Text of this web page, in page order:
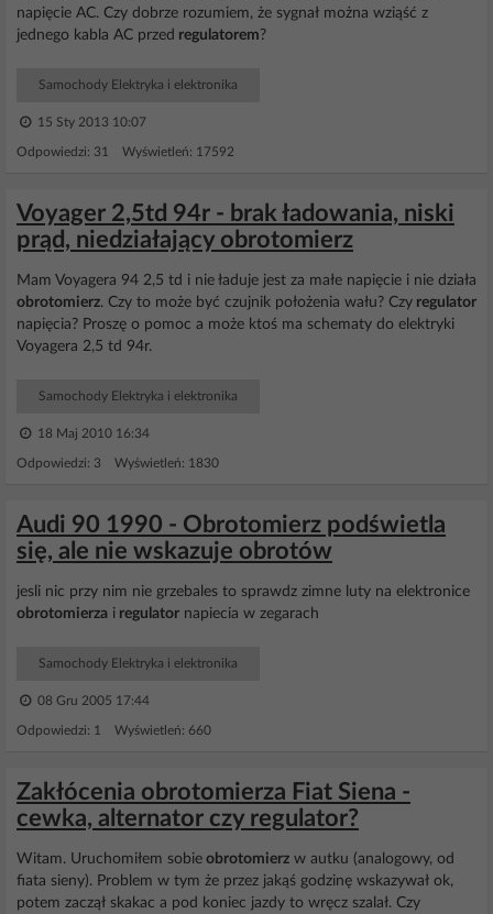
napięcie AC. Czy dobrze rozumiem, że sygnał można wziąść z
jednego kabla AC przed regulatorem?
Samochody Elektryka i elektronika
15 Sty 2013 10:07
Odpowiedzi: 31 Wyświetleń: 17592
Voyager 2,5td 94r - brak ładowania, niski
prąd, niedziałający obrotomierz
Mam Voyagera 94 2,5 td i nie ładuje jest za małe napięcie i nie działa
obrotomierz. Czy to może być czujnik położenia wału? Czy regulator
napięcia? Proszę o pomoc a może ktoś ma schematy do elektryki
Voyagera 2,5 td 94r.
Samochody Elektryka i elektronika
18 Maj 2010 16:34
Odpowiedzi: 3 Wyświetleń: 1830
Audi 90 1990 - Obrotomierz podświetla
się, ale nie wskazuje obrotów
jesli nic przy nim nie grzebales to sprawdz zimne luty na elektronice
obrotomierza i regulator napiecia w zegarach
Samochody Elektryka i elektronika
08 Gru 2005 17:44
Odpowiedzi: 1 Wyświetleń: 660
Zakłócenia obrotomierza Fiat Siena -
cewka, alternator czy regulator?
Witam. Uruchomiłem sobie obrotomierz w autku (analogowy, od
fiata sieny). Problem w tym że przez jakąś godzinę wskazywał ok,
potem zaczął skakac a pod koniec jazdy to wręcz szalał. Czy